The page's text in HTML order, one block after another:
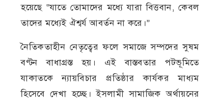
হয়েছে “যাতে তোমাদের মধ্যে যারা বিত্তবান, কেবল
তাদের মধ্যেই ঐশ্বর্য আবর্তন না করে।”
নৈতিকতাহীন নেতৃত্বের ফলে সমাজে সম্পদের সুষম
বণ্টন বাধাগ্রস্ত হয়। এই বাস্তবতার পটভূমিতে
যাকাতকে ন্যায়বিচার প্রতিষ্ঠার কার্যকর মাধ্যম
হিসেবে দেখা হচ্ছে। ইসলামী সামাজিক অর্থায়নের